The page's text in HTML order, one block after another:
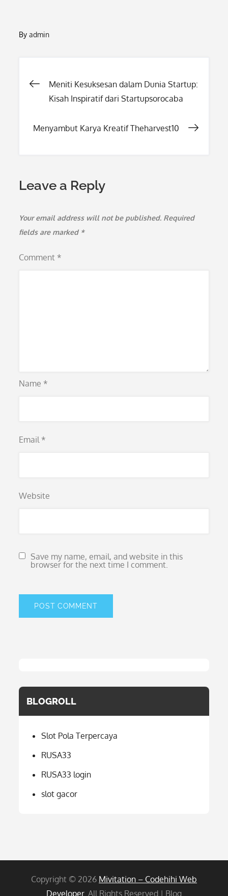
Byadmin
Post
Meniti Kesuksesan dalam Dunia Startup:
Kisah Inspiratif dari Startupsorocaba
Menyambut Karya Kreatif Theharvest10
Leave a Reply
Your email address will not be published. Required
fields are marked *
Comment *
Name *
Email *
Website
Save my name, email, and website in this
browser for the next time I comment.
BLOGROLL
Slot Pola Terpercaya
RUSA33
RUSA33 login
slot gacor
Copyright © 2026 Mivitation – Codehihi Web
Developer. All Rights Reserved | Blog